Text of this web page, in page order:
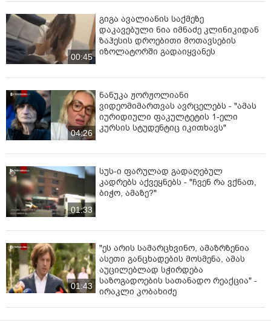
00:45
გიგა ავალიანის საქმეზე
დაკავებული ნია იმნაძე კლინიკიდან
ზაჰესის დროებითი მოთავსების
იზოლატორში გადაიყვანეს
04:26
ნანუკა ჟორჟოლიანი
ვიდეომიმართვას ავრცელებს - "ამას
იურიდიული ფაკულტეტის 1-ელი
კურსის სტუდენტიც იკითხავს"
01:33
სუს-ი ფარულად გადაღებულ
კადრებს აქვეყნებს - "ჩვენ რა ვქნათ,
ბიჭო, ამაზე?"
01:43
"ეს არის სამარცხვინო, ამაზრზენია
ასეთი განცხადების მოსმენა, ამას
აუცილებლად სჭირდება
საზოგადოების სათანადო რეაქცია" -
ირაკლი კობახიძე